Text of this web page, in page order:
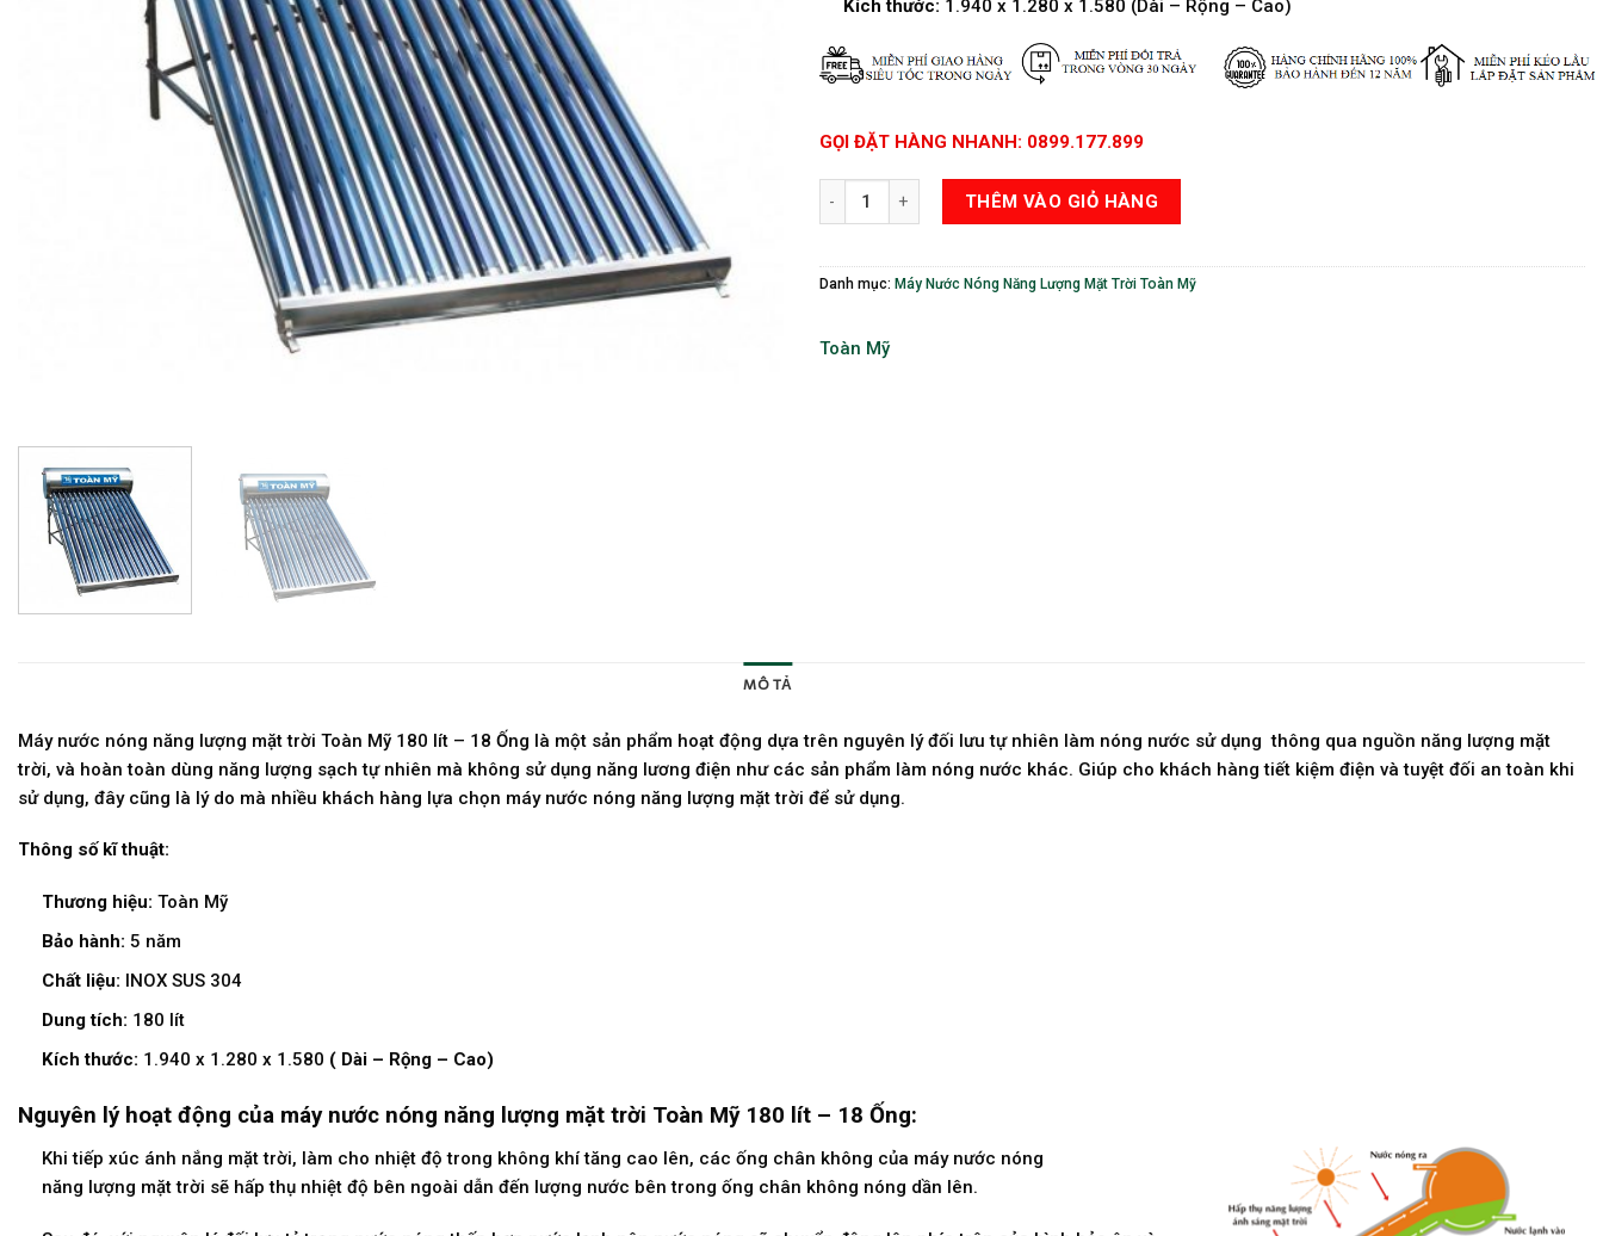
Kích thước: 1.940 x 1.280 x 1.580 (Dài – Rộng – Cao)
GỌI ĐẶT HÀNG NHANH: 0899.177.899
Máy Nước Nóng Năng Lượng Mặt Trời Toàn Mỹ 180 Lít Phi 58 - 18 Ống số lượng
THÊM VÀO GIỎ HÀNG
Danh mục: Máy Nước Nóng Năng Lượng Mặt Trời Toàn Mỹ
Toàn Mỹ
MÔ TẢ
Máy nước nóng năng lượng mặt trời Toàn Mỹ 180 lít – 18 Ống là một sản phẩm hoạt động dựa trên nguyên lý đối lưu tự nhiên làm nóng nước sử dụng thông qua nguồn năng lượng mặt
trời, và hoàn toàn dùng năng lượng sạch tự nhiên mà không sử dụng năng lương điện như các sản phẩm làm nóng nước khác. Giúp cho khách hàng tiết kiệm điện và tuyệt đối an toàn khi
sử dụng, đây cũng là lý do mà nhiều khách hàng lựa chọn máy nước nóng năng lượng mặt trời để sử dụng.
Thông số kĩ thuật:
Thương hiệu: Toàn Mỹ
Bảo hành: 5 năm
Chất liệu: INOX SUS 304
Dung tích: 180 lít
Kích thước: 1.940 x 1.280 x 1.580 ( Dài – Rộng – Cao)
Nguyên lý hoạt động của máy nước nóng năng lượng mặt trời Toàn Mỹ 180 lít – 18 Ống:
Khi tiếp xúc ánh nắng mặt trời, làm cho nhiệt độ trong không khí tăng cao lên, các ống chân không của máy nước nóng
năng lượng mặt trời sẽ hấp thụ nhiệt độ bên ngoài dẫn đến lượng nước bên trong ống chân không nóng dần lên.